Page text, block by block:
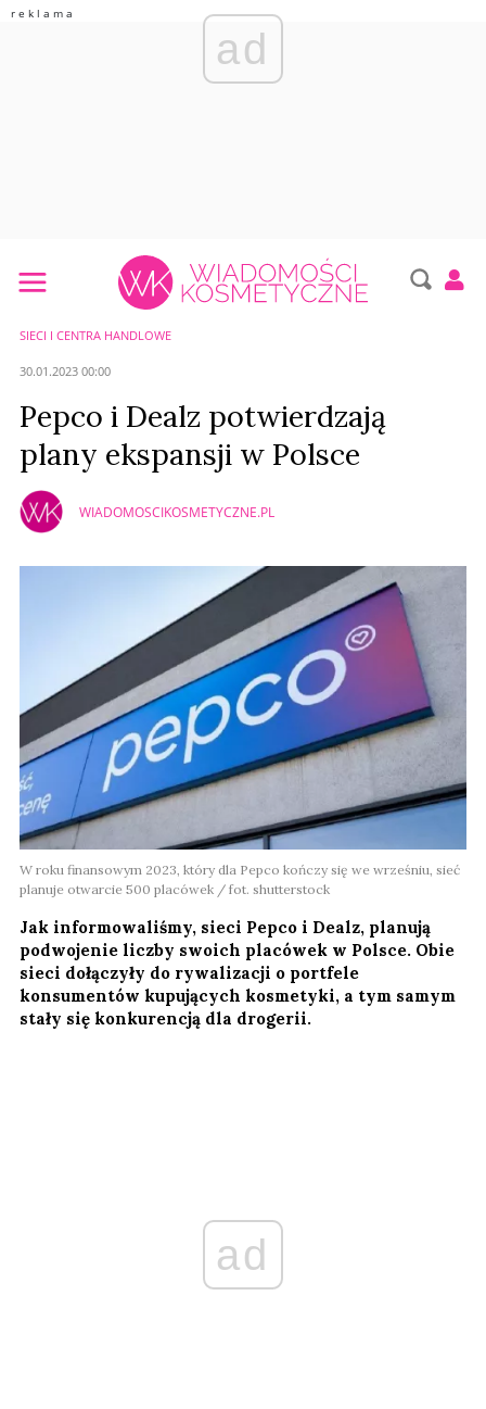
ad
SIECI I CENTRA HANDLOWE
30.01.2023 00:00
Pepco i Dealz potwierdzają
plany ekspansji w Polsce
WIADOMOSCIKOSMETYCZNE.PL
W roku finansowym 2023, który dla Pepco kończy się we wrześniu, sieć
planuje otwarcie 500 placówek / fot. shutterstock
Jak informowaliśmy, sieci Pepco i Dealz, planują
podwojenie liczby swoich placówek w Polsce. Obie
sieci dołączyły do rywalizacji o portfele
konsumentów kupujących kosmetyki, a tym samym
stały się konkurencją dla drogerii.
ad